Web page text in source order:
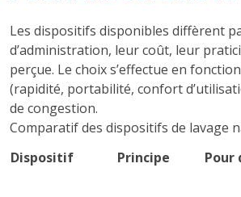
Les dispositifs disponibles diffèrent
d’administration, leur coût, leur
perçue. Le choix s’effectue en
(rapidité, portabilité, confort
de congestion.
Comparatif des dispositifs de lavage
Dispositif
Principe Pour